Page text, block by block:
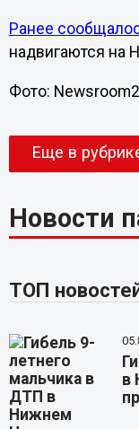
Ранее
надвигаются на
Фото:
Еще в
Новости
ТОП
в